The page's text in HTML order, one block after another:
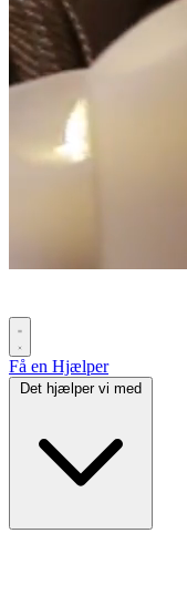
Få en Hjælper
Det hjælper vi med